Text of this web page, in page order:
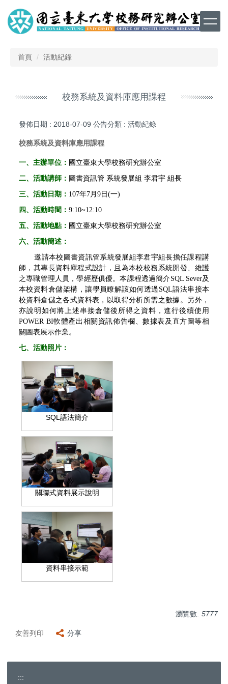
到
主
首頁 活動紀錄
校務系統及資料庫應用課程
發佈日期 : 2018-07-09 公告分類 : 活動紀錄
校務系統及資料庫應用課程
一、主辦單位： 國立臺東大學校務研究辦公室
二、活動講師： 圖書資訊管 系統發展組 李君宇 組長
三、 活動日期： 107年7月9日(一)
四、 活動時間： 9:10~12:10
五、 活動地點： 國立臺東大學校務研究辦公室
六、 活動簡述：
邀請本校圖書資訊管系統發展組李君宇組長擔任課程講
師，其專長資料庫程式設計，且為本校校務系統開發、維護
之專職管理人員，學經歷俱優。本課程透過簡介SQL Sever及
本校資料倉儲架構，讓學員瞭解該如何透過SQL語法串接本
校資料倉儲之各式資料表，以取得分析所需之數據。另外，
亦說明如何將上述串接倉儲後所得之資料，進行後續使用
POWER BI軟體產出相關資訊佈告欄、數據表及直方圖等相
關圖表展示作業。
七、 活動照片：
SQL語法簡介
關聯式資料展示說明
資料串接示範
瀏覽數: 5777
友善列印 分享
:::